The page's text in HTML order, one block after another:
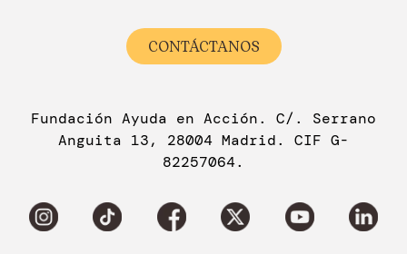
CONTÁCTANOS
Fundación Ayuda en Acción. C/. Serrano
Anguita 13, 28004 Madrid. CIF G-
82257064.